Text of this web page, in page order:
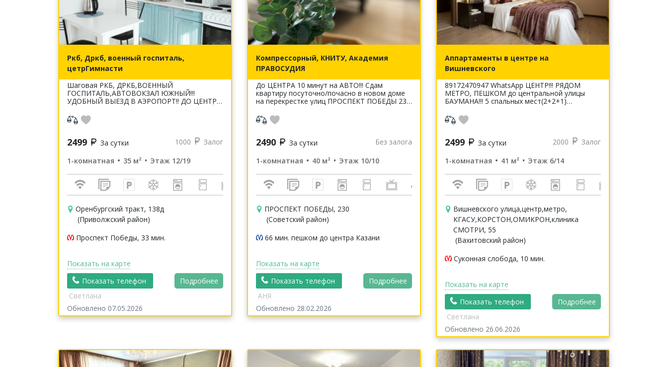
Ркб, Дркб, военный госпиталь,
цетрГимнасти
Шаговая РКБ, ДРКБ,ВОЕННЫЙ
ГОСПИТАЛЬ,АВТОВОКЗАЛ ЮЖНЫЙ!!!
УДОБНЫЙ ВЫЕЗД В АЭРОПОРТ!! ДО ЦЕНТРА
ВИД ИЗ ОКНА!!! КВАРТИРА ПОСЛЕ РЕМОНТА
-ВСЕ НОВОЕ!!! СОБСТВЕННИК!!!
2499 За сутки 1000
Залог
1-комнатная
35 м² Этаж 12/19
Оренбургский тракт, 138д
(Приволжский район)
Проспект Победы, 33 мин.
Показать на карте
Показать телефон
Подробнее
Светлана
Обновлено 07.05.2026
Компрессорный, КНИТУ, Академия
ПРАВОСУДИЯ
До ЦЕНТРА 10 минут на АВТО!!! Сдам
квартиру посуточно/почасно в новом доме
на перекрестке улиц ПРОСПЕКТ ПОБЕДЫ 230
АРБУЗОВА Квартира с ремонтом,очень
светлая...
2490 За сутки
Без залога
1-комнатная
40 м² Этаж 10/10
ПРОСПЕКТ ПОБЕДЫ, 230
(Советский район)
66 мин. пешком до центра Казани
Показать на карте
Показать телефон
Подробнее
АНЯ
Обновлено 28.02.2026
Аппартаменты в центре на
Вишневского
89172470947 WhatsApp ЦЕНТР!!! РЯДОМ
МЕТРО, ПЕШКОМ до центральной улицы
БАУМАНА!!! 5 спальных мест(2+2+1)
комфортного проживания имеется
Собственник!!! Услов...
2499 За сутки 2000
Залог
1-комнатная
41 м² Этаж 6/14
Вишневского улица,центр,метро,
КГАСУ,КОРСТОН,ОМИКРОН,клиника
СМОТРИ, 55
(Вахитовский район)
Суконная слобода, 10 мин.
Показать на карте
Показать телефон
Подробнее
Светлана
Обновлено 26.06.2026